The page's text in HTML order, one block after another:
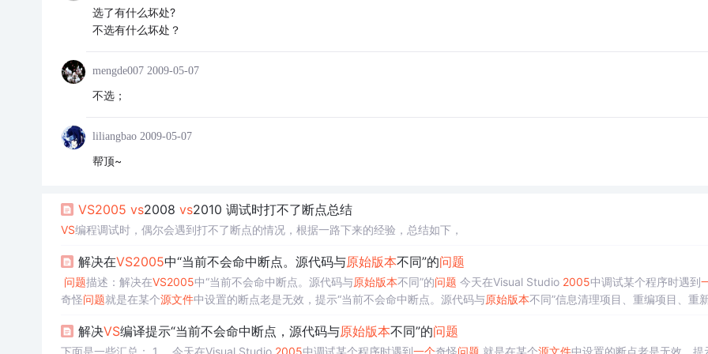
选了有什么坏处?
不选有什么坏处？
mengde007 2009-05-07
不选；
liliangbao 2009-05-07
帮顶~
VS2005 vs2008 vs2010 调试时打不了断点总结
VS编程调试时，偶尔会遇到打不了断点的情况，根据一路下来的经验，总结如下，
解决在VS2005中“当前不会命中断点。源代码与原始版本不同”的问题
问题描述：解决在VS2005中“当前不会命中断点。源代码与原始版本不同”的问题 今天在Visual Studio 2005中调试某个程序时遇到
奇怪问题就是在某个源文件中设置的断点老是无效，提示“当前不会命中断点。源代码与原始版本不同”信息清理项目、重编项目、重
解决VS编译提示“当前不会命中断点，源代码与原始版本不同”的问题
下面是一些汇总： 1、 今天在Visual Studio 2005中调试某个程序时遇到一个奇怪问题 就是在某个源文件中设置的断点老是无效，提